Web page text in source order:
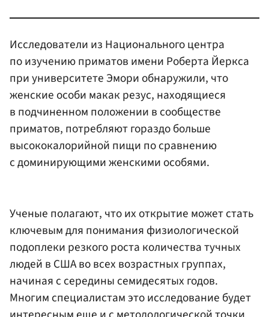
Исследователи из Национального центра
по изучению приматов имени Роберта Йеркса
при университете Эмори обнаружили, что
женские особи макак резус, находящиеся
в подчиненном положении в сообществе
приматов, потребляют гораздо больше
высококалорийной пищи по сравнению
с доминирующими женскими особями.
Ученые полагают, что их открытие может стать
ключевым для понимания физиологической
подоплеки резкого роста количества тучных
людей в США во всех возрастных группах,
начиная с середины семидесятых годов.
Многим специалистам это исследование будет